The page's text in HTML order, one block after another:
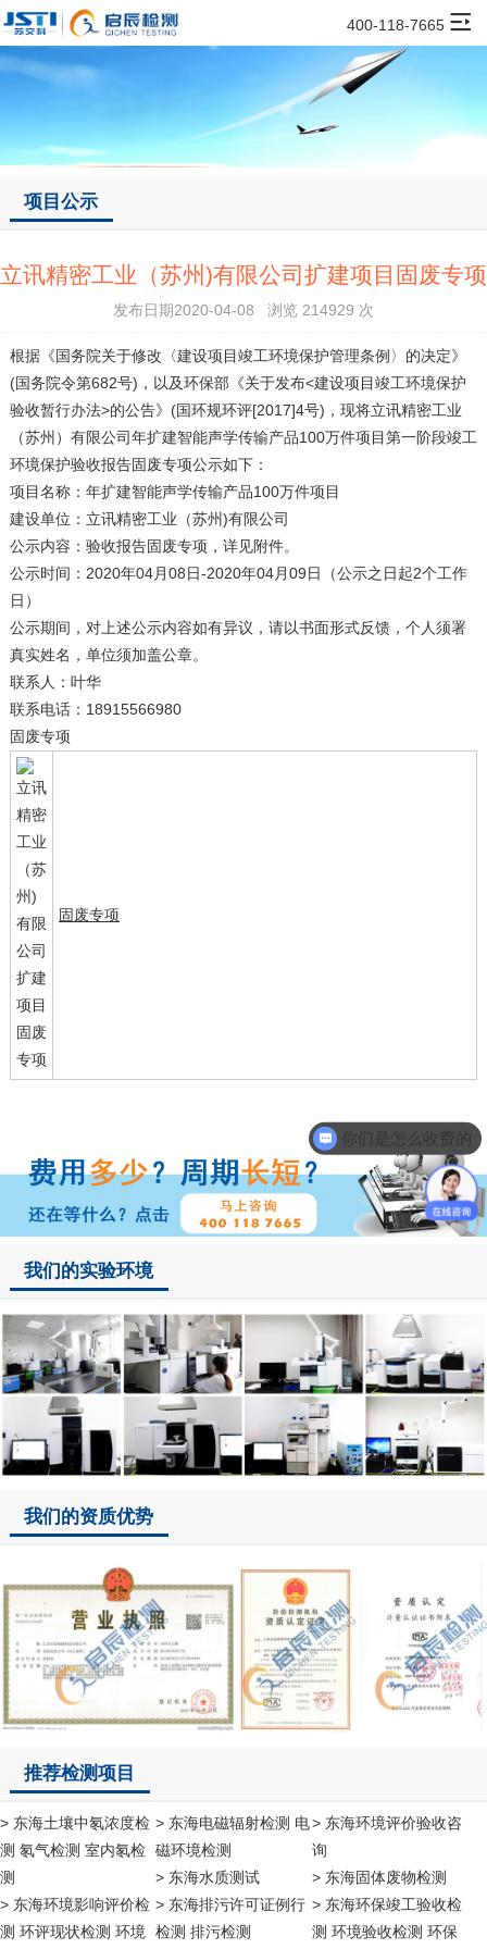
400-118-7665
项目公示
立讯精密工业（苏州)有限公司扩建项目固废专项
发布日期2020-04-08 浏览 214929 次
根据《国务院关于修改〈建设项目竣工环境保护管理条例〉的决定》
(国务院令第682号)，以及环保部《关于发布<建设项目竣工环境保护
验收暂行办法>的公告》(国环规环评[2017]4号)，现将立讯精密工业
（苏州）有限公司年扩建智能声学传输产品100万件项目第一阶段竣工
环境保护验收报告固废专项公示如下：
项目名称：年扩建智能声学传输产品100万件项目
建设单位： 立讯精密工业（苏州)有限公司
公示内容：验收报告固废专项，详见附件。
公示时间：2020年04月08日-2020年04月09日（公示之日起2个工作
日）
公示期间，对上述公示内容如有异议，请以书面形式反馈，个人须署
真实姓名，单位须加盖公章。
联系人：叶华
联系电话：18915566980
固废专项
固废专项
我们的实验环境
我们的资质优势
推荐检测项目
> 东海土壤中氡浓度检
测 氡气检测 室内氡检
测
> 东海电磁辐射检测 电
磁环境检测
> 东海环境评价验收咨
询
> 东海水质测试
> 东海固体废物检测
> 东海环境影响评价检
测 环评现状检测 环境
> 东海排污许可证例行
检测 排污检测
> 东海环保竣工验收检
测 环境验收检测 环保
你们是怎么收费的